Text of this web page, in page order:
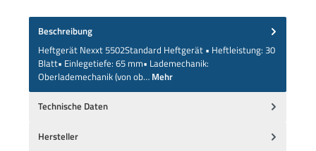
Beschreibung
Heftgerät Nexxt 5502Standard Heftgerät • Heftleistung: 30
Blatt• Einlegetiefe: 65 mm• Lademechanik:
Oberlademechanik (von ob… Mehr
Technische Daten
Hersteller